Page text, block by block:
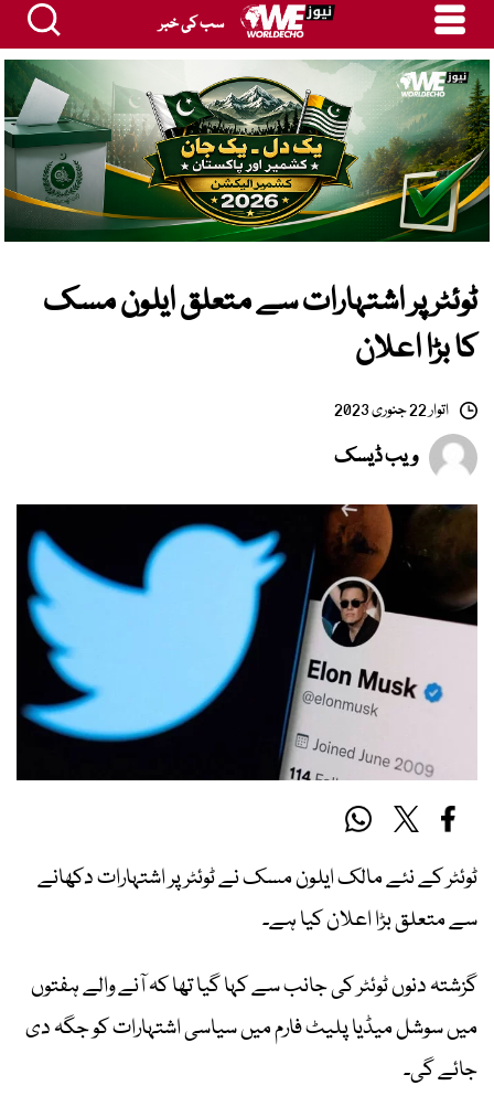
سب کی خبر
ٹوئٹر پر اشتہارات سے متعلق ایلون مسک
کا بڑا اعلان
اتوار 22 جنوری 2023
ویب ڈیسک
ٹوئٹر کے نئے مالک ایلون مسک نے ٹوئٹر پر اشتہارات دکھانے
سے متعلق بڑا اعلان کیا ہے۔
گزشتہ دنوں ٹوئٹر کی جانب سے کہا گیا تھا کہ آنے والے ہفتوں
میں سوشل میڈیا پلیٹ فارم میں سیاسی اشتہارات کو جگہ دی
جائے گی۔